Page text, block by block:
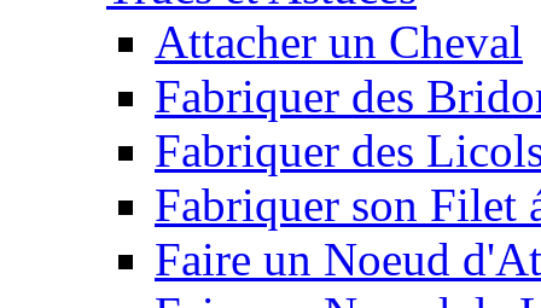
Attacher un Cheval
Fabriquer des
Fabriquer des
Fabriquer son Filet
Faire un Noeud